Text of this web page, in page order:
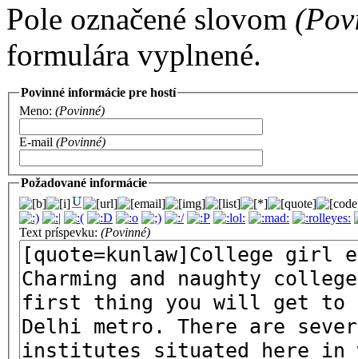
Pole označené slovom
formulára vyplnené.
Povinné informácie pre hostí
Meno: (Povinné)
E-mail (Povinné)
Požadované informácie
Text príspevku: (Povinné)